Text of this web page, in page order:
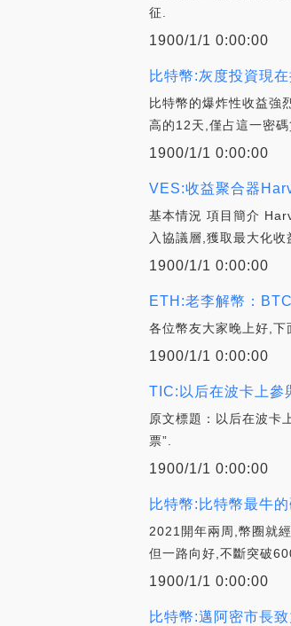
征.
1900/1/1 0:00:00
比特幣:灰度投資現
比特幣的爆炸性收益強
高的12天,僅占這一密碼
1900/1/1 0:00:00
VES:收益聚合器
基本情況 項目簡介
入協議層,獲取最大化收
1900/1/1 0:00:00
ETH:老李解幣：
各位幣友大家晚上好,
1900/1/1 0:00:00
TIC:以后在波卡上參
原文標題：以后在波卡
票”.
1900/1/1 0:00:00
比特幣:比特幣最牛
2021開年兩周,幣圈就
但一路向好,不斷突破
1900/1/1 0:00:00
比特幣:邁阿密市長